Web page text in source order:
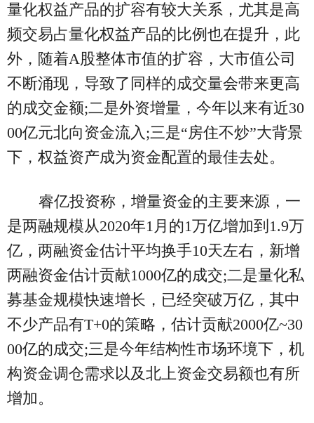
量化权益产品的扩容有较大关系，尤其是高
频交易占量化权益产品的比例也在提升，此
外，随着A股整体市值的扩容，大市值公司
不断涌现，导致了同样的成交量会带来更高
的成交金额;二是外资增量，今年以来有近30
00亿元北向资金流入;三是“房住不炒”大背景
下，权益资产成为资金配置的最佳去处。
睿亿投资称，增量资金的主要来源，一
是两融规模从2020年1月的1万亿增加到1.9万
亿，两融资金估计平均换手10天左右，新增
两融资金估计贡献1000亿的成交;二是量化私
募基金规模快速增长，已经突破万亿，其中
不少产品有T+0的策略，估计贡献2000亿~30
00亿的成交;三是今年结构性市场环境下，机
构资金调仓需求以及北上资金交易额也有所
增加。